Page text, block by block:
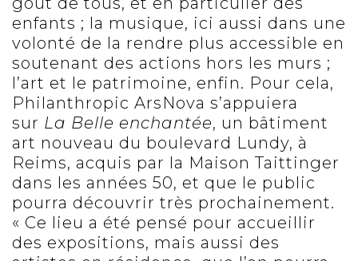
enfants ; la musique, ici aussi dans une
volonté de la rendre plus accessible en
soutenant des actions hors les murs ;
l’art et le patrimoine, enfin. Pour cela,
Philanthropic ArsNova s’appuiera
sur La Belle enchantée, un bâtiment
art nouveau du boulevard Lundy, à
Reims, acquis par la Maison Taittinger
dans les années 50, et que le public
pourra découvrir très prochainement.
« Ce lieu a été pensé pour accueillir
des expositions, mais aussi des